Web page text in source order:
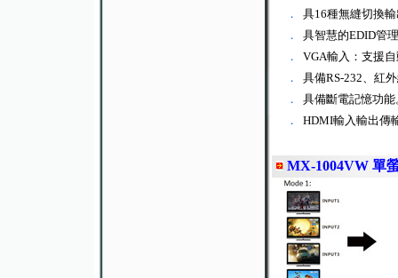
．
具16種無縫切換
．
具智慧的EDID管
．
VGA輸入：支援
．
具備RS-232、紅
．
具備斷電記憶功能
．
HDMI輸入輸出傳
MX-1004VW 單